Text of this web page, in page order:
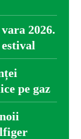
2026.
pe gaz